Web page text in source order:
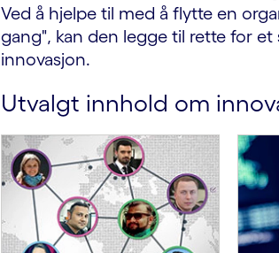
Ved å hjelpe til med å flytte en
gang", kan den legge til rette for
innovasjon.
Utvalgt innhold om